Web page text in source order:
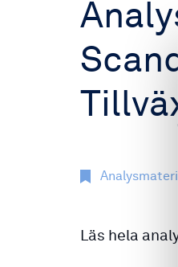
Läs hela